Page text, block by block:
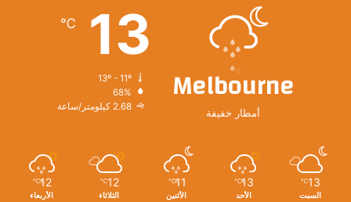
Melbourne
أمطار خفيفة
13
℃
68%
2.68 كيلومتر/ساعة
13
℃
السبت
13
℃
الأحد
11
℃
الأثنين
12
℃
الثلاثاء
12
℃
الأربعاء